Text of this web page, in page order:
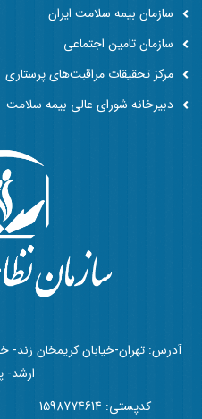
آدرس: تهران-خیابان کریمخان زند-
ارشد-
کدپستی: 1598774614
سازمان بیمه سلامت ایران
سازمان تامین اجتماعی
مرکز تحقیقات مراقبت‌های پرستاری
دبیرخانه شورای عالی بیمه سلامت